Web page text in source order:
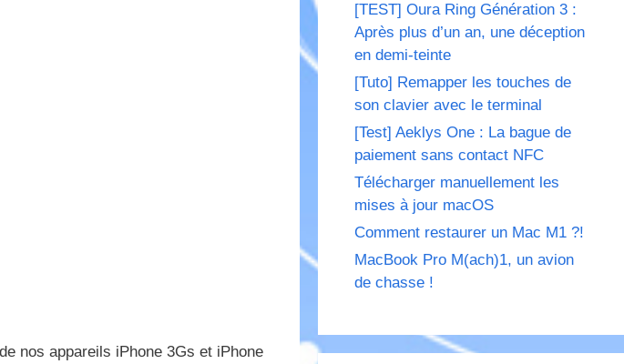
nos appareils iPhone 3Gs et iPhone
[TEST] Oura Ring Génération 3 :
Après plus d’un an, une déception
en demi-teinte
[Tuto] Remapper les touches de
son clavier avec le terminal
[Test] Aeklys One : La bague de
paiement sans contact NFC
Télécharger manuellement les
mises à jour macOS
Comment restaurer un Mac M1 ?!
MacBook Pro M(ach)1, un avion
de chasse !